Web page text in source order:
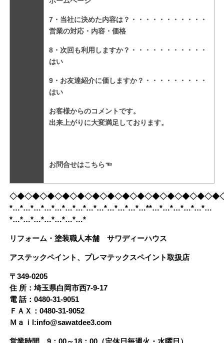
7・当社に決めた内容は？・・・・・・・・・・・
営業の対応・内容・価格
8・次回も利用しますか？・・・・・・・・・・・
はい
9・お友達紹介に価しますか？・・・・・・・・・
はい
お客様からのコメントです。
出来上がりに大変満足しております。
お問合せはこちら☜
*…*…*…*…*…*…*…*…*…*…*…*…*…**…*…*…*…*…*…
*…*…*…*…*…*…*…*
リフォーム・塗装職人本舗 サワディーハウス
アステックペイント、プレマテックスペイント取扱店
〒349-0205
住 所：埼玉県白岡市西7-9-17
電 話：0480-31-9051
ＦＡＸ：0480-31-9052
Ｍａｉl:info@sawatdee3.com
営業時間 9：00～18：00（定休日毎週火・水曜日）